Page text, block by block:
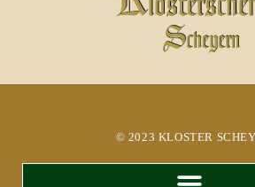
© 2023 KLOSTER